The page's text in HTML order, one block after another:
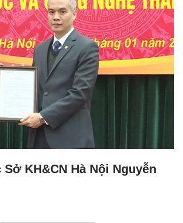
KH&CN Hà Nội Nguyễn